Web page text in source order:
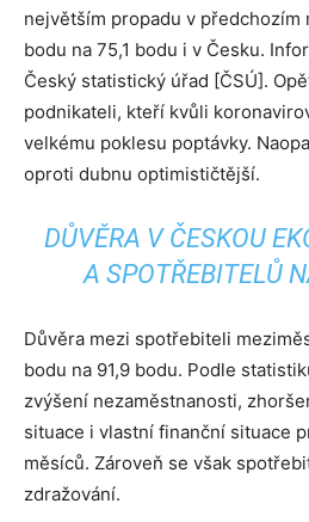
největším propadu v předchozím
bodu na 75,1 bodu i v Česku.
Český statistický úřad [ČSÚ].
podnikateli, kteří kvůli
velkému poklesu poptávky.
oproti dubnu optimističtější.
DŮVĚRA V ČESKOU
A SPOTŘEBITELŮ
Důvěra mezi spotřebiteli
bodu na 91,9 bodu. Podle
zvýšení nezaměstnanosti,
situace i vlastní finanční situace
měsíců. Zároveň se však
zdražování.